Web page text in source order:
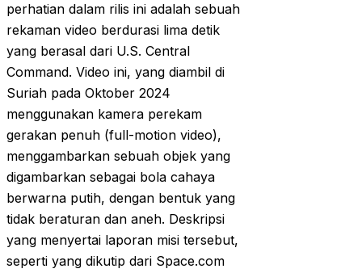
perhatian dalam rilis ini adalah sebuah
rekaman video berdurasi lima detik
yang berasal dari U.S. Central
Command. Video ini, yang diambil di
Suriah pada Oktober 2024
menggunakan kamera perekam
gerakan penuh (full-motion video),
menggambarkan sebuah objek yang
digambarkan sebagai bola cahaya
berwarna putih, dengan bentuk yang
tidak beraturan dan aneh. Deskripsi
yang menyertai laporan misi tersebut,
seperti yang dikutip dari Space.com